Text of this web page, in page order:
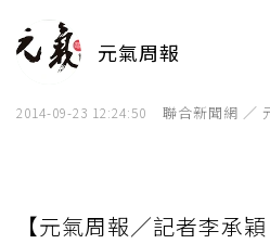
元氣周報
2014-09-23 12:24:50 聯合新聞網 ／
【元氣周報／記者李承